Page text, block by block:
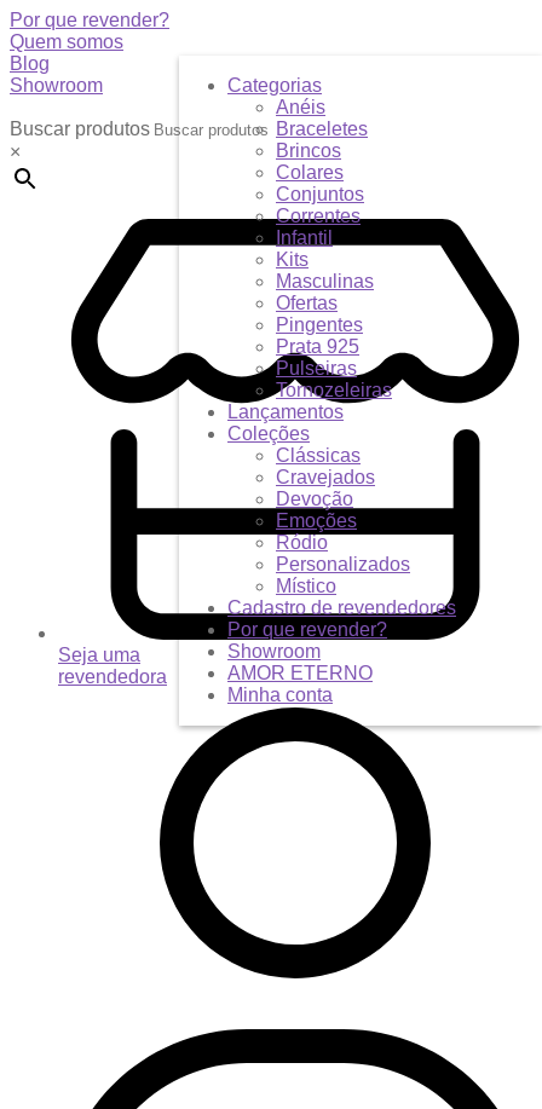
Por que revender?
Quem somos
Blog
Showroom
Buscar produtos
×
Seja uma
revendedora
Categorias
Anéis
Braceletes
Brincos
Colares
Conjuntos
Correntes
Infantil
Kits
Masculinas
Ofertas
Pingentes
Prata 925
Pulseiras
Tornozeleiras
Lançamentos
Coleções
Clássicas
Cravejados
Devoção
Emoções
Ródio
Personalizados
Místico
Cadastro de revendedores
Por que revender?
Showroom
AMOR ETERNO
Minha conta